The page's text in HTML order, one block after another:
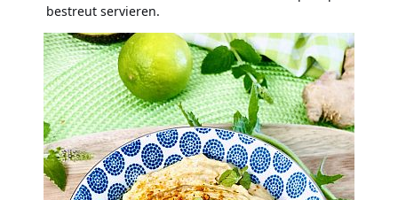
bestreut servieren.